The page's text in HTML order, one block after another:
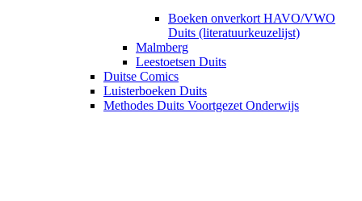
Boeken onverkort HAVO/VWO
Duits (literatuurkeuzelijst)
Malmberg
Leestoetsen Duits
Duitse Comics
Luisterboeken Duits
Methodes Duits Voortgezet Onderwijs